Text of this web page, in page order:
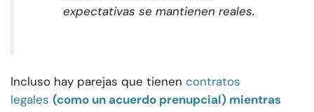
expectativas se mantienen reales.
Incluso hay parejas que tienen contratos
legales (como un acuerdo prenupcial) mientras